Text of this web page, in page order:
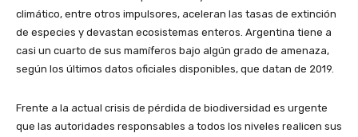
climático, entre otros impulsores, aceleran las tasas de extinción
de especies y devastan ecosistemas enteros. Argentina tiene a
casi un cuarto de sus mamíferos bajo algún grado de amenaza,
según los últimos datos oficiales disponibles, que datan de 2019.
Frente a la actual crisis de pérdida de biodiversidad es urgente
que las autoridades responsables a todos los niveles realicen sus